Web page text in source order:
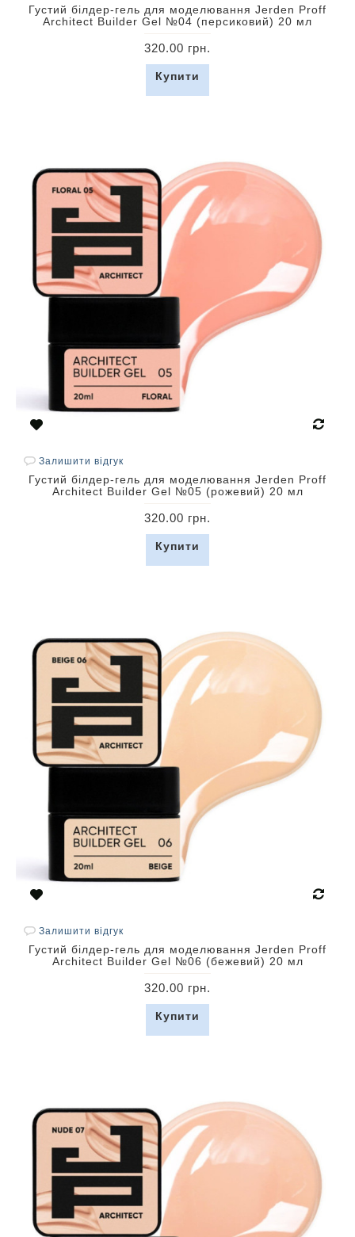
Густий білдер-гель для моделювання Jerden Proff
Architect Builder Gel №04 (персиковий) 20 мл
320.00 грн.
Купити
Залишити відгук
Густий білдер-гель для моделювання Jerden Proff
Architect Builder Gel №05 (рожевий) 20 мл
320.00 грн.
Купити
Залишити відгук
Густий білдер-гель для моделювання Jerden Proff
Architect Builder Gel №06 (бежевий) 20 мл
320.00 грн.
Купити